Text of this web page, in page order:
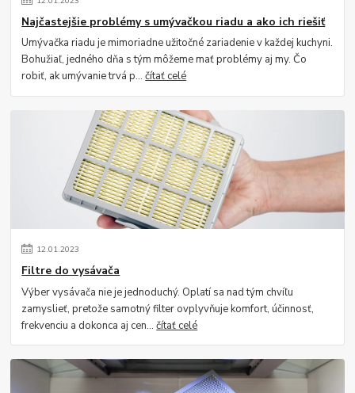
Najčastejšie problémy s umývačkou riadu a ako ich riešiť
Umývačka riadu je mimoriadne užitočné zariadenie v každej kuchyni.
Bohužiaľ, jedného dňa s tým môžeme mať problémy aj my. Čo
robiť, ak umývanie trvá p...čítať celé
12.01.2023
Filtre do vysávača
Výber vysávača nie je jednoduchý. Oplatí sa nad tým chvíľu
zamyslieť, pretože samotný filter ovplyvňuje komfort, účinnosť,
frekvenciu a dokonca aj cen...čítať celé